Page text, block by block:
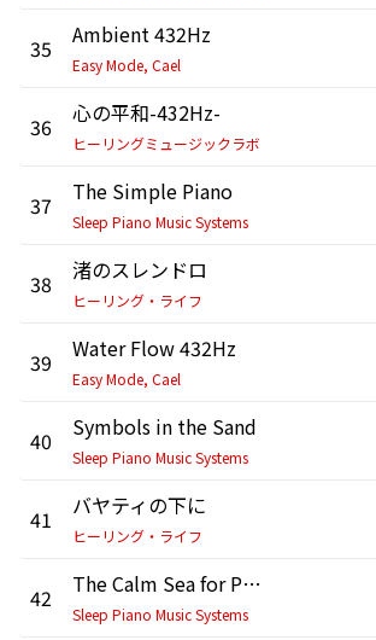
35 Ambient 432Hz
Easy Mode, Cael
36 心の平和-432Hz-
ヒーリングミュージックラボ
37 The Simple Piano
Sleep Piano Music Systems
38 渚のスレンドロ
ヒーリング・ライフ
39 Water Flow 432Hz
Easy Mode, Cael
40 Symbols in the Sand
Sleep Piano Music Systems
41 バヤティの下に
ヒーリング・ライフ
42 The Calm Sea for Piano
Sleep Piano Music Systems